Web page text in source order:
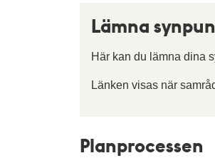
Lämna
Här kan du lämna dina
Länken visas när
Planprocessen